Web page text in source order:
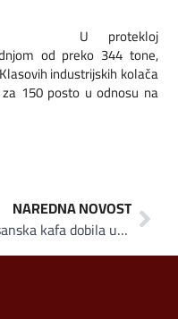
U protekloj
od preko 344 tone,
industrijskih kolača
150 posto u odnosu na
NAREDNA NOVOST
Bosanska kafa dobila utakmicu na svom terenu